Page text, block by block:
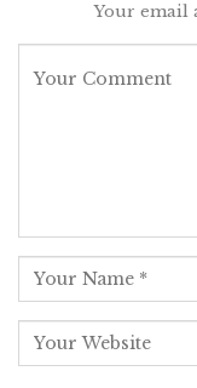
Your email